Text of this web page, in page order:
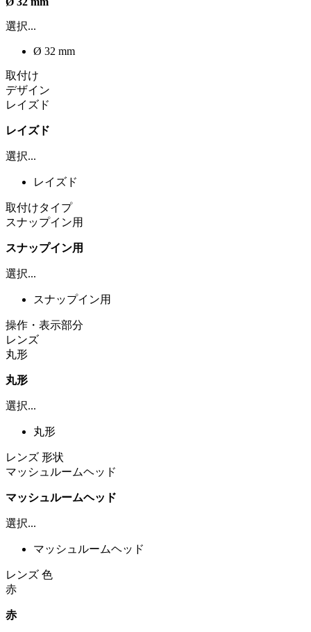
選択...
Ø 32 mm
取付け
デザイン
レイズド
レイズド
選択...
レイズド
取付けタイプ
スナップイン用
スナップイン用
選択...
スナップイン用
操作・表示部分
レンズ
丸形
丸形
選択...
丸形
レンズ 形状
マッシュルームヘッド
マッシュルームヘッド
選択...
マッシュルームヘッド
レンズ 色
赤
赤